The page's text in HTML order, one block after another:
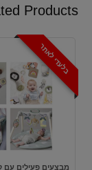
Products
בלעדי לאתר
מבצעים פעילים עם